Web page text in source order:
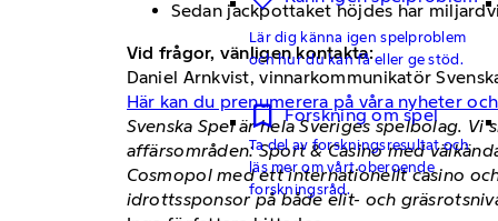
Lär dig känna igen spelproblem
och hur du kan få eller ge stöd.
Forskning om spel
Ta del av forskningsresultat och
läs mer om vårt oberoende
forskningsråd.
Sedan jackpottaket höjdes har
Vid frågor, vänligen kontakta:
Daniel Arnkvist, vinnarkommunikatör
Här kan du prenumerera på våra nyheter
Svenska Spel är hela Sveriges spelbolag.
affärsområden: Sport & Casino med
Cosmopol med ett internationellt casino
idrottssponsor på både elit- och